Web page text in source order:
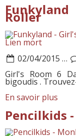
Roller
Lien mort
02/04/2015 …
Girl's Room 6
bigoudis .
En savoir plus
Pencilkids